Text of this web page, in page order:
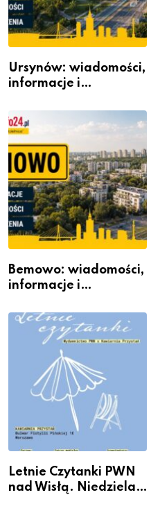
Ursynów: wiadomości,
informacje i
Bemowo: wiadomości,
informacje i
Letnie Czytanki PWN
nad Wisłą. Niedziela z